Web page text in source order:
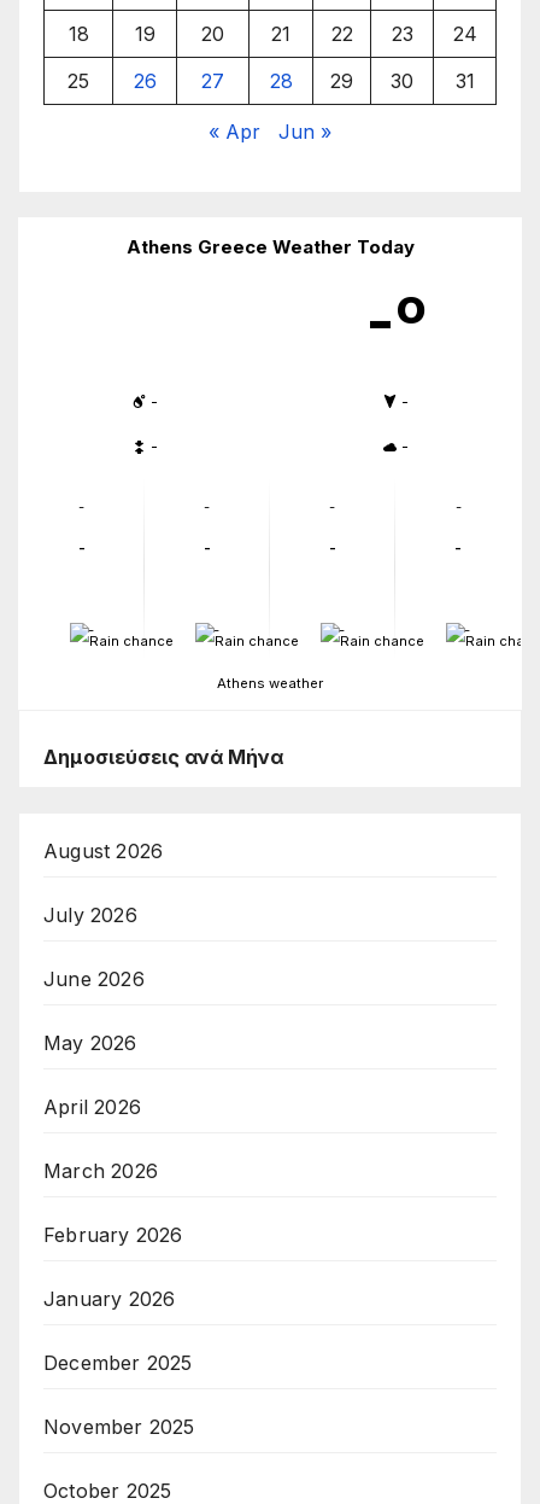
18 19 20 21 22 23
24
25
26 27 28 29 30 31
« Apr Jun »
Athens Greece Weather Today
-º
- -
- -
-
-
-
-
-
-
-
-
-
-
-
-
Athens weather
Δημοσιεύσεις ανά Μήνα
August 2026
July 2026
June 2026
May 2026
April 2026
March 2026
February 2026
January 2026
December 2025
November 2025
October 2025